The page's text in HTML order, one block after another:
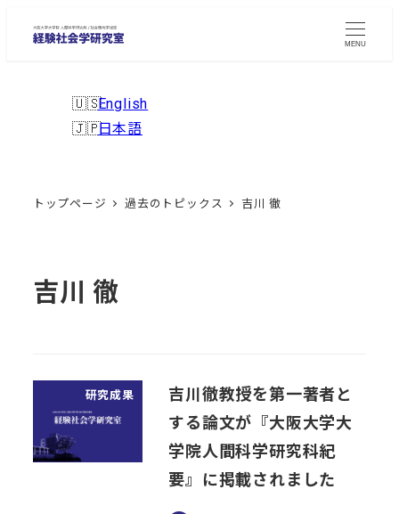
MENU
English
日本語
トップページ 過去のトピックス 吉川 徹
吉川 徹
研究成果
吉川徹教授を第一著者と
する論文が『大阪大学大
学院人間科学研究科紀
要』に掲載されました